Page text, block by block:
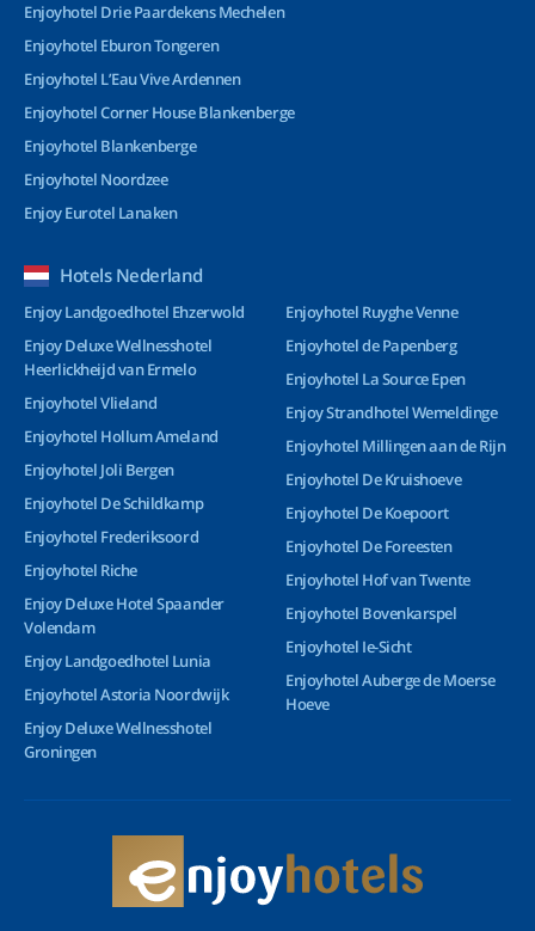
Enjoyhotel Drie Paardekens Mechelen
Enjoyhotel Eburon Tongeren
Enjoyhotel L’Eau Vive Ardennen
Enjoyhotel Corner House Blankenberge
Enjoyhotel Blankenberge
Enjoyhotel Noordzee
Enjoy Eurotel Lanaken
Hotels Nederland
Enjoy Landgoedhotel Ehzerwold
Enjoy Deluxe Wellnesshotel
Heerlickheijd van Ermelo
Enjoyhotel Vlieland
Enjoyhotel Hollum Ameland
Enjoyhotel Joli Bergen
Enjoyhotel De Schildkamp
Enjoyhotel Frederiksoord
Enjoyhotel Riche
Enjoy Deluxe Hotel Spaander
Volendam
Enjoy Landgoedhotel Lunia
Enjoyhotel Astoria Noordwijk
Enjoy Deluxe Wellnesshotel
Groningen
Enjoyhotel Ruyghe Venne
Enjoyhotel de Papenberg
Enjoyhotel La Source Epen
Enjoy Strandhotel Wemeldinge
Enjoyhotel Millingen aan de Rijn
Enjoyhotel De Kruishoeve
Enjoyhotel De Koepoort
Enjoyhotel De Foreesten
Enjoyhotel Hof van Twente
Enjoyhotel Bovenkarspel
Enjoyhotel Ie-Sicht
Enjoyhotel Auberge de Moerse
Hoeve